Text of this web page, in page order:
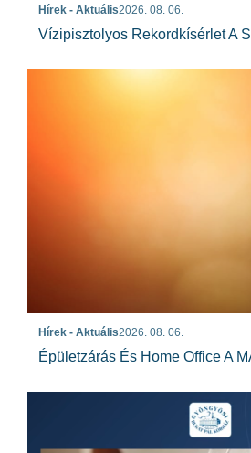
Hírek - Aktuális2026. 08. 06.
Vízipisztolyos Rekordkísérlet A
Hírek - Aktuális2026. 08. 06.
Épületzárás És Home Office A